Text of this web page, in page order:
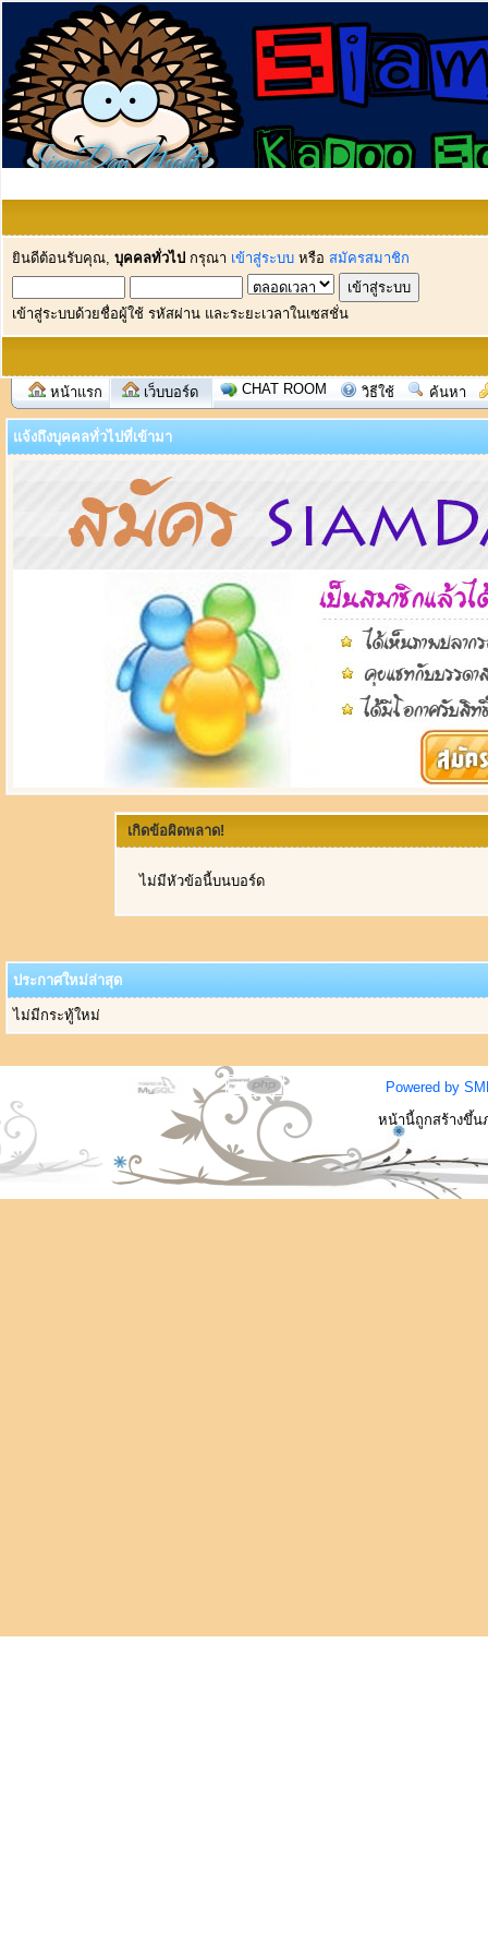
ยินดีต้อนรับคุณ, บุคคลทั่วไป กรุณา เข้าสู่ระบบ หรือ สมัครสมาชิก
เข้าสู่ระบบด้วยชื่อผู้ใช้ รหัสผ่าน และระยะเวลาในเซสชั่น
หน้าแรก เว็บบอร์ด CHAT ROOM วิธีใช้ ค้นหา
แจ้งถึงบุคคลทั่วไปที่เข้ามา
เกิดข้อผิดพลาด!
ไม่มีหัวข้อนี้บนบอร์ด
ประกาศใหม่ล่าสุด
ไม่มีกระทู้ใหม่
Powered by
หน้านี้ถูกสร้างขึ้น